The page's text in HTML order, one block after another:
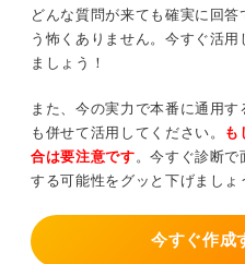
どんな質問が来ても確実に回
う怖くありません。今すぐ活
ましょう！
また、今の実力で本番に通用
も併せて活用してください。
も
合は要注意です 。今すぐ診断
する可能性をグッと下げましょ
今すぐ作成
おすすめ本を参考に「最近
を突破しよう